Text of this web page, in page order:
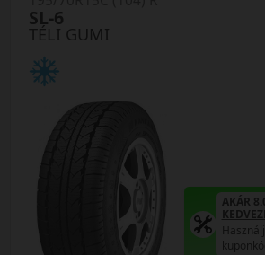
TÉLI GUMI
SL-6
AKÁR